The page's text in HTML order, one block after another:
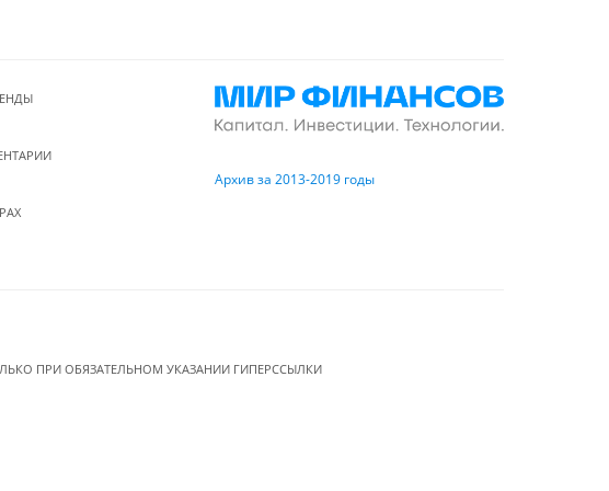
Архив за 2013-2019 годы
ПРИ ОБЯЗАТЕЛЬНОМ УКАЗАНИИ ГИПЕРССЫЛКИ